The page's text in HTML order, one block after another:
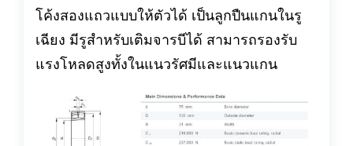
โค้งสองแถวแบบให้ตัวได้ เป็นลูกปืนแกนในรู
เฉียง มีรูสำหรับเติมจารบีได้ สามารถรองรับ
แรงโหลดสูงทั้งในแนวรัศมีและแนวแกน